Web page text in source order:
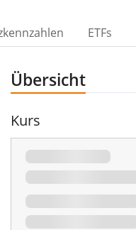
ETFs
Übersicht
Kurs